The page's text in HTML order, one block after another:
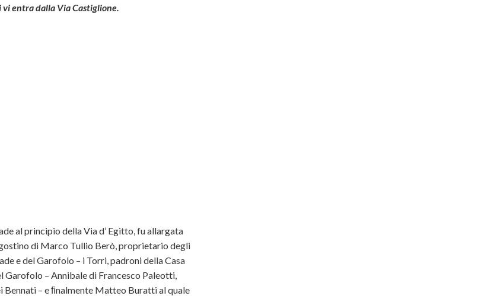
vi entra dalla Via Castiglione.
al principio della Via d’ Egitto, fu allargata
di Marco Tullio Berò, proprietario degli
e del Garofolo – i Torri, padroni della Casa
– Annibale di Francesco Paleotti,
– e ﬁnalmente Matteo Buratti al quale